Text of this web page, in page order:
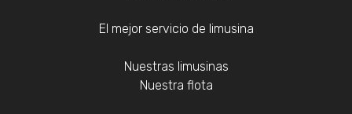
El mejor servicio de limusina
Nuestras limusinas
Nuestra flota